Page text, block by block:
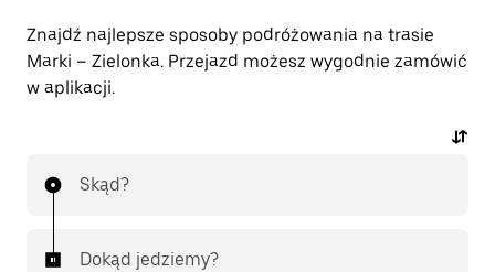
Znajdź najlepsze sposoby podróżowania na trasie
Marki – Zielonka. Przejazd możesz wygodnie zamówić
w aplikacji.
Skąd?
Dokąd jedziemy?